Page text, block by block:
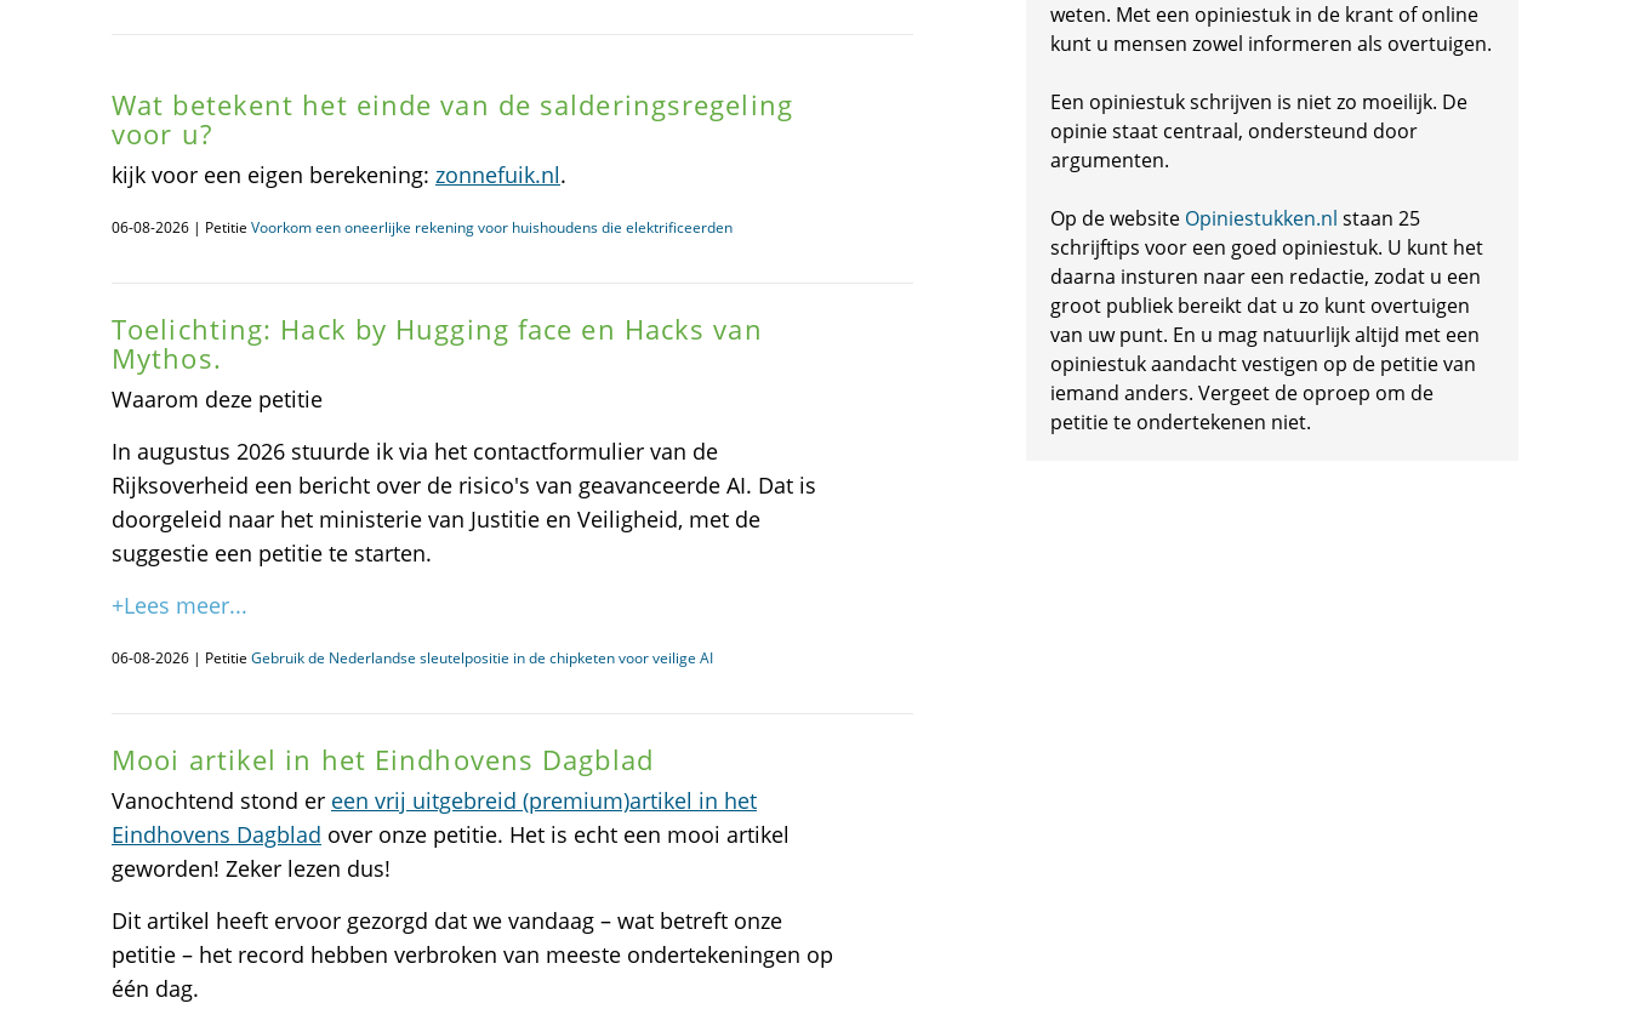
Wat betekent het einde van de salderingsregeling
voor u?
kijk voor een eigen berekening: zonnefuik.nl.
06-08-2026 | Petitie Voorkom een oneerlijke rekening voor huishoudens die elektrificeerden
Toelichting: Hack by Hugging face en Hacks van
Mythos.
Waarom deze petitie
In augustus 2026 stuurde ik via het contactformulier van de
Rijksoverheid een bericht over de risico's van geavanceerde AI. Dat is
doorgeleid naar het ministerie van Justitie en Veiligheid, met de
suggestie een petitie te starten.
+Lees meer...
06-08-2026 | Petitie Gebruik de Nederlandse sleutelpositie in de chipketen voor veilige AI
Mooi artikel in het Eindhovens Dagblad
Vanochtend stond er een vrij uitgebreid (premium)artikel in het
Eindhovens Dagblad over onze petitie. Het is echt een mooi artikel
geworden! Zeker lezen dus!
Dit artikel heeft ervoor gezorgd dat we vandaag – wat betreft onze
petitie – het record hebben verbroken van meeste ondertekeningen op
één dag.
weten. Met een opiniestuk in de krant of online
kunt u mensen zowel informeren als overtuigen.
Een opiniestuk schrijven is niet zo moeilijk. De
opinie staat centraal, ondersteund door
argumenten.
Op de website Opiniestukken.nl staan 25
schrijftips voor een goed opiniestuk. U kunt het
daarna insturen naar een redactie, zodat u een
groot publiek bereikt dat u zo kunt overtuigen
van uw punt. En u mag natuurlijk altijd met een
opiniestuk aandacht vestigen op de petitie van
iemand anders. Vergeet de oproep om de
petitie te ondertekenen niet.